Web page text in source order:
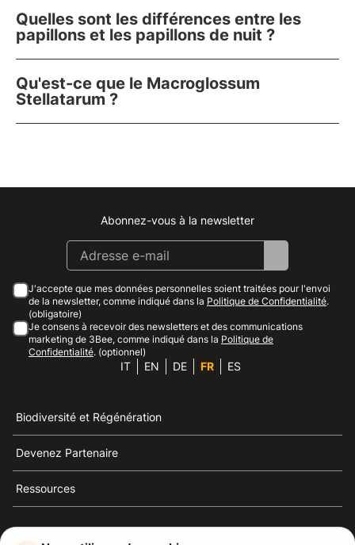
Quelles sont les différences entre les
papillons et les papillons de nuit ?
Qu'est-ce que le Macroglossum
Stellatarum ?
Instagram
Facebook
Linkedin
Youtube
Abonnez-vous à la newsletter
J'accepte que mes données personnelles soient traitées pour l'envoi
de la newsletter, comme indiqué dans la Politique de Confidentialité.
(obligatoire)
Je consens à recevoir des newsletters et des communications
marketing de 3Bee, comme indiqué dans la Politique de
Confidentialité. (optionnel)
IT EN DE FR ES
Biodiversité et Régénération
Devenez Partenaire
Ressources